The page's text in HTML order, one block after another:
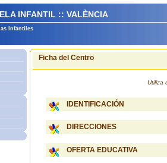
INFANTIL :: VALÈNCIA
Infantiles
Ficha del Centro
Utiliza
IDENTIFICACIÓN
DIRECCIONES
OFERTA EDUCATIVA